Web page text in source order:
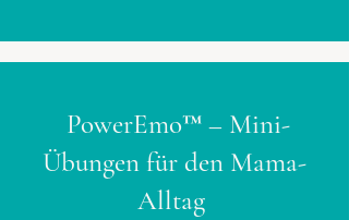
PowerEmo™ – Mini-
Übungen für den Mama-
Alltag